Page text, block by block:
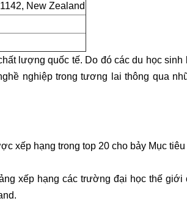
New Zealand
lượng quốc tế. Do đó các du học
nghiệp trong tương lai thông qua
xếp hạng trong top 20 cho bảy Mục tiêu
xếp hạng các trường đại học thế giới